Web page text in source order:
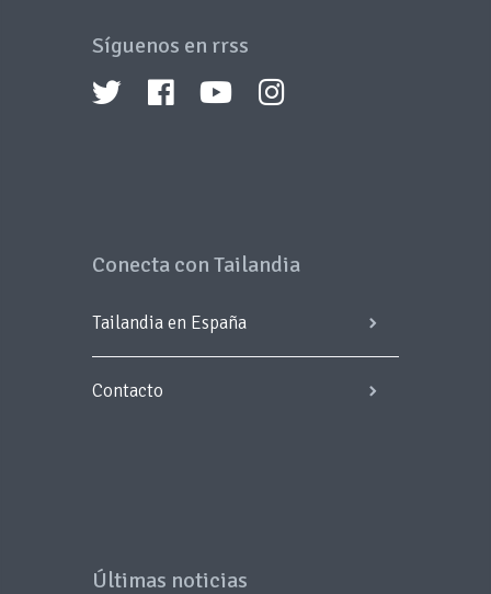
Síguenos en rrss
Conecta con Tailandia
Tailandia en España
Contacto
Últimas noticias